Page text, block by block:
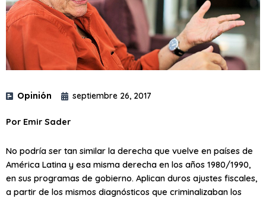
Opinión septiembre 26, 2017
Por Emir Sader
No podría ser tan similar la derecha que vuelve en países de
América Latina y esa misma derecha en los años 1980/1990,
en sus programas de gobierno. Aplican duros ajustes fiscales,
a partir de los mismos diagnósticos que criminalizaban los